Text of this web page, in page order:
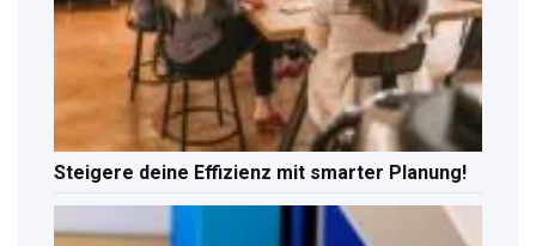
Steigere deine Effizienz mit smarter Planung!